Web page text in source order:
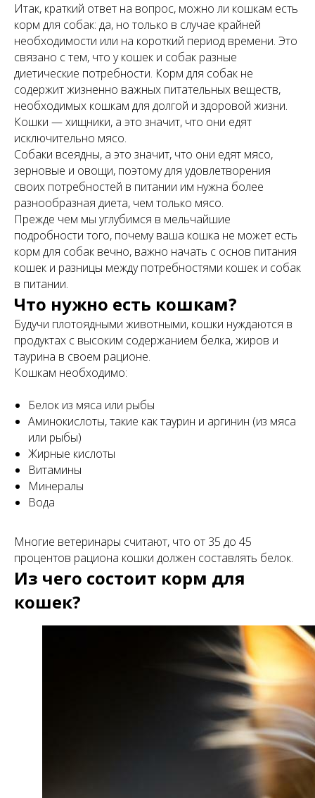
Итак, краткий ответ на вопрос, можно ли кошкам есть
корм для собак: да, но только в случае крайней
необходимости или на короткий период времени. Это
связано с тем, что у кошек и собак разные
диетические потребности. Корм для собак не
содержит жизненно важных питательных веществ,
необходимых кошкам для долгой и здоровой жизни.
Кошки — хищники, а это значит, что они едят
исключительно мясо.
Собаки всеядны, а это значит, что они едят мясо,
зерновые и овощи, поэтому для удовлетворения
своих потребностей в питании им нужна более
разнообразная диета, чем только мясо.
Прежде чем мы углубимся в мельчайшие
подробности того, почему ваша кошка не может есть
корм для собак вечно, важно начать с основ питания
кошек и разницы между потребностями кошек и собак
в питании.
Что нужно есть кошкам?
Будучи плотоядными животными, кошки нуждаются в
продуктах с высоким содержанием белка, жиров и
таурина в своем рационе.
Кошкам необходимо:
Белок из мяса или рыбы
Аминокислоты, такие как таурин и аргинин (из мяса
или рыбы)
Жирные кислоты
Витамины
Минералы
Вода
Многие ветеринары считают, что от 35 до 45
процентов рациона кошки должен составлять белок.
Из чего состоит корм для
кошек?